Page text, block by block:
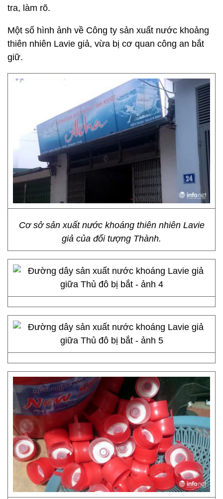
tra, làm rõ.
Một số hình ảnh về Công ty sản xuất nước khoảng
thiên nhiên Lavie giả, vừa bị cơ quan công an bắt
giữ.
Cơ sở sản xuất nước khoáng thiên nhiên Lavie
giả của đối tượng Thành.